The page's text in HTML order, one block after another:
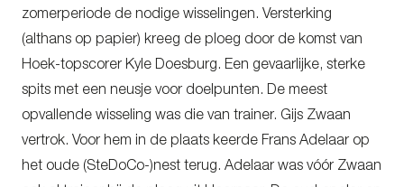
zomerperiode de nodige wisselingen. Versterking
(althans op papier) kreeg de ploeg door de komst van
Hoek-topscorer Kyle Doesburg. Een gevaarlijke, sterke
spits met een neusje voor doelpunten. De meest
opvallende wisseling was die van trainer. Gijs Zwaan
vertrok. Voor hem in de plaats keerde Frans Adelaar op
het oude (SteDoCo-)nest terug. Adelaar was vóór Zwaan